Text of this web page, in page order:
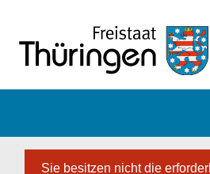
Sie besitzen nicht die